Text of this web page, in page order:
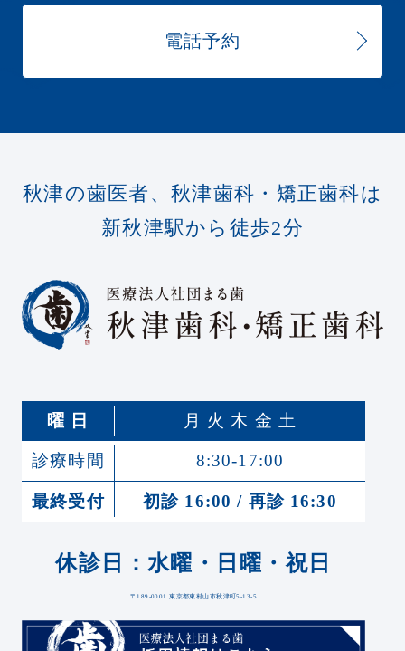
電話予約
秋津の歯医者、秋津歯科・矯正歯科は
新秋津駅から徒歩2分
曜 日 月 火 木 金 土
診療時間 8:30-17:00
最終受付 初診 16:00 / 再診 16:30
休診日：水曜・日曜・祝日
〒189-0001 東京都東村山市秋津町5-13-5